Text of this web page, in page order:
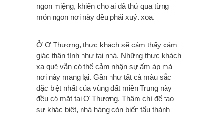
ngon miệng, khiến cho ai đã thử qua từng
món ngon nơi này đều phải xuýt xoa.
Ở Ơ Thương, thực khách sẽ cảm thấy cảm
giác thân tình như tại nhà. Những thực khách
xa quê vẫn có thể cảm nhận sự ấm áp mà
nơi này mang lại. Gần như tất cả màu sắc
đặc biệt nhất của vùng đất miền Trung này
đều có mặt tại Ơ Thương. Thậm chí để tạo
sự khác biệt, nhà hàng còn biến tấu thành